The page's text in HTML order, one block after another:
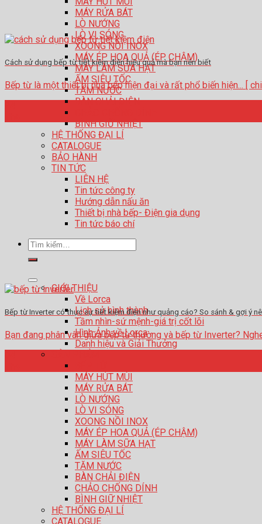
MÁY RỬA BÁT
LÒ NƯỚNG
LÒ VI SÓNG
XOONG NỒI INOX
MÁY ÉP HOA QUẢ (ÉP CHẬM)
MÁY LÀM SỮA HẠT
ẤM SIÊU TỐC
TĂM NƯỚC
BÀN CHẢI ĐIỆN
BÌNH GIỮ NHIỆT
HỆ THỐNG ĐẠI LÍ
CATALOGUE
BẢO HÀNH
TIN TỨC
LIÊN HỆ
Tin tức công ty
Hướng dẫn nấu ăn
Thiết bị nhà bếp- Điện gia dụng
Tin tức báo chí
Tìm
kiếm:
GIỚI THIỆU
Về Lorca
Lịch sử hình thành
Tầm nhìn-sứ mệnh-giá trị cốt lõi
Hình Ảnh về Lorca
Danh hiệu và Giải Thưởng
MÁY HÚT MÙI
MÁY RỬA BÁT
LÒ NƯỚNG
LÒ VI SÓNG
XOONG NỒI INOX
MÁY ÉP HOA QUẢ (ÉP CHẬM)
MÁY LÀM SỮA HẠT
ẤM SIÊU TỐC
TĂM NƯỚC
BÀN CHẢI ĐIỆN
CHẢO CHỐNG DÍNH
BÌNH GIỮ NHIỆT
HỆ THỐNG ĐẠI LÍ
CATALOGUE
Cách sử dụng bếp từ tiết kiệm điện hiệu quả mà bạn nên biết
Bếp từ là một thiết bị nhà bếp hiện đại và rất phổ biến hiện... [ chi
Bếp từ Inverter có thực sự tiết kiệm điện như quảng cáo? So sánh & gợi ý
Bạn đang phân vân giữa bếp từ thường và bếp từ Inverter?